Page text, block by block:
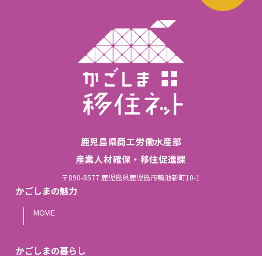
鹿児島県商工労働水産部
産業人材確保・移住促進課
〒890-8577 鹿児島県鹿児島市鴨池新町10-1
かごしまの魅力
MOVIE
かごしまの暮らし